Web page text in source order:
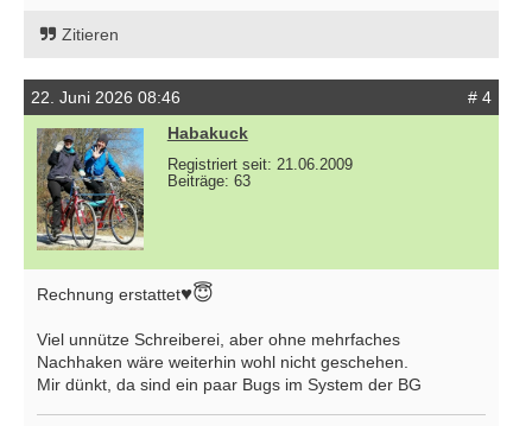
Zitieren
22. Juni 2026 08:46
# 4
Habakuck
Registriert seit: 21.06.2009
Beiträge: 63
Rechnung erstattet♥️😇
Viel unnütze Schreiberei, aber ohne mehrfaches
Nachhaken wäre weiterhin wohl nicht geschehen.
Mir dünkt, da sind ein paar Bugs im System der BG